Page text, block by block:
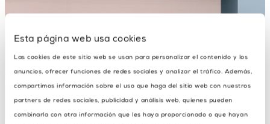
Esta página web usa cookies
Las cookies de este sitio web se usan para personalizar el contenido y los
anuncios, ofrecer funciones de redes sociales y analizar el tráfico. Además,
compartimos información sobre el uso que haga del sitio web con nuestros
partners de redes sociales, publicidad y análisis web, quienes pueden
combinarla con otra información que les haya proporcionado o que hayan